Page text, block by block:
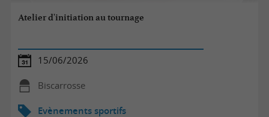
Atelier d'initiation au tournage
15/06/2026
Biscarrosse
Evènements sportifs